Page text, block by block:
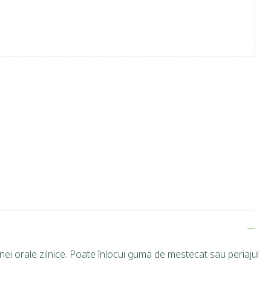
orale zilnice. Poate înlocui guma de mestecat sau periajul